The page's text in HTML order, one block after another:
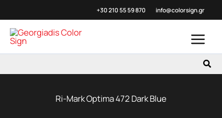
στο
περιεχόμενο
+30 210 55 59870 info@colorsign.gr
Ri-Mark Optima 472 Dark Blue